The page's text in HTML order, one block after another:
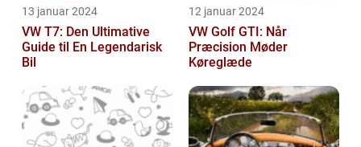
13 januar 2024
VW T7: Den Ultimative
Guide til En Legendarisk
Bil
12 januar 2024
VW Golf GTI: Når
Præcision Møder
Køreglæde